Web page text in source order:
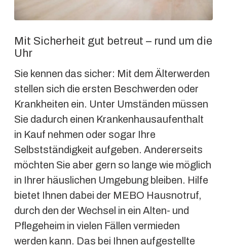
Mit Sicherheit gut betreut – rund um die
Uhr
Sie kennen das sicher: Mit dem Älterwerden
stellen sich die ersten Beschwerden oder
Krankheiten ein. Unter Umständen müssen
Sie dadurch einen Krankenhausaufenthalt
in Kauf nehmen oder sogar Ihre
Selbstständigkeit aufgeben. Andererseits
möchten Sie aber gern so lange wie möglich
in Ihrer häuslichen Umgebung bleiben. Hilfe
bietet Ihnen dabei der MEBO Hausnotruf,
durch den der Wechsel in ein Alten- und
Pflegeheim in vielen Fällen vermieden
werden kann. Das bei Ihnen aufgestellte